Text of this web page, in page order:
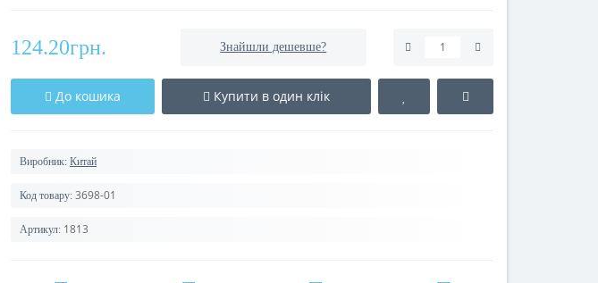
124.20грн. Знайшли дешевше?
До кошика Купити в один клік
Виробник: Китай
Код товару: 3698-01
Артикул: 1813